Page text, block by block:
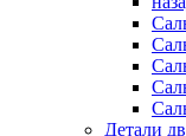
Детали